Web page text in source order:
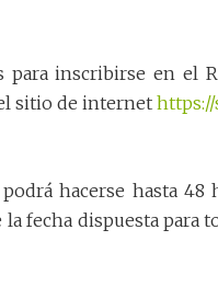
inscribirse en el
sitio de internet
hacerse hasta 48
fecha dispuesta para